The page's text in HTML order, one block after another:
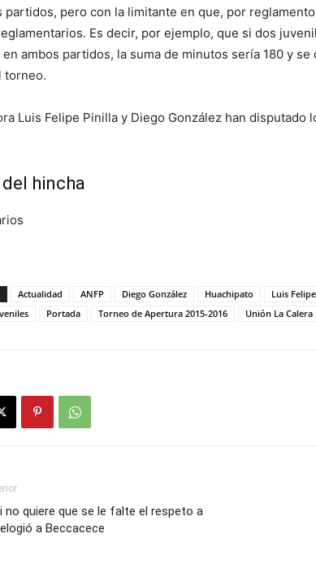
partidos, pero con la limitante en que, por
Es decir, por ejemplo, que si dos
ambos partidos, la suma de minutos sería 180 y
torneo.
Luis Felipe Pinilla y Diego González han
del hincha
Actualidad ANFP Diego González Huachipato Luis
Portada Torneo de Apertura 2015-2016 Unión La Calera
no quiere que se le falte el respeto a
a Beccacece